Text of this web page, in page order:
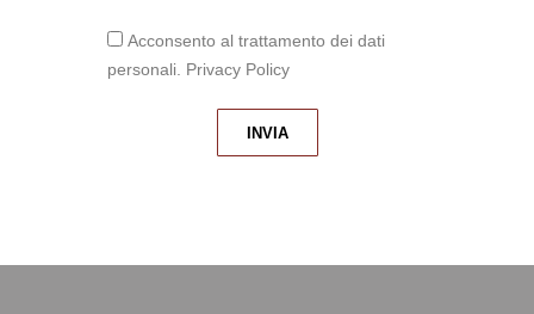
Acconsento al trattamento dei dati
personali. Privacy Policy
INVIA